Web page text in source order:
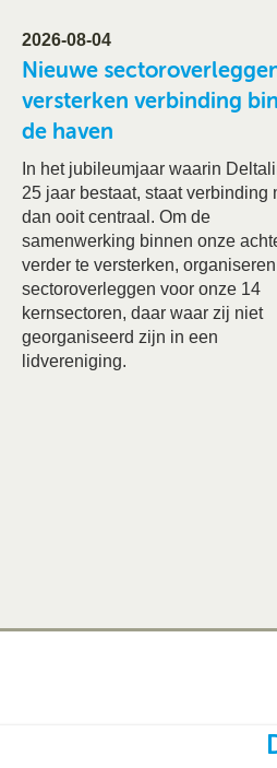
2026-08-04
Nieuwe
versterken verbinding
de haven
In het jubileumjaar waarin
25 jaar bestaat, staat verbinding
dan ooit centraal. Om de
samenwerking binnen onze
verder te versterken,
sectoroverleggen voor onze 14
kernsectoren, daar waar zij niet
georganiseerd zijn in een
lidvereniging.